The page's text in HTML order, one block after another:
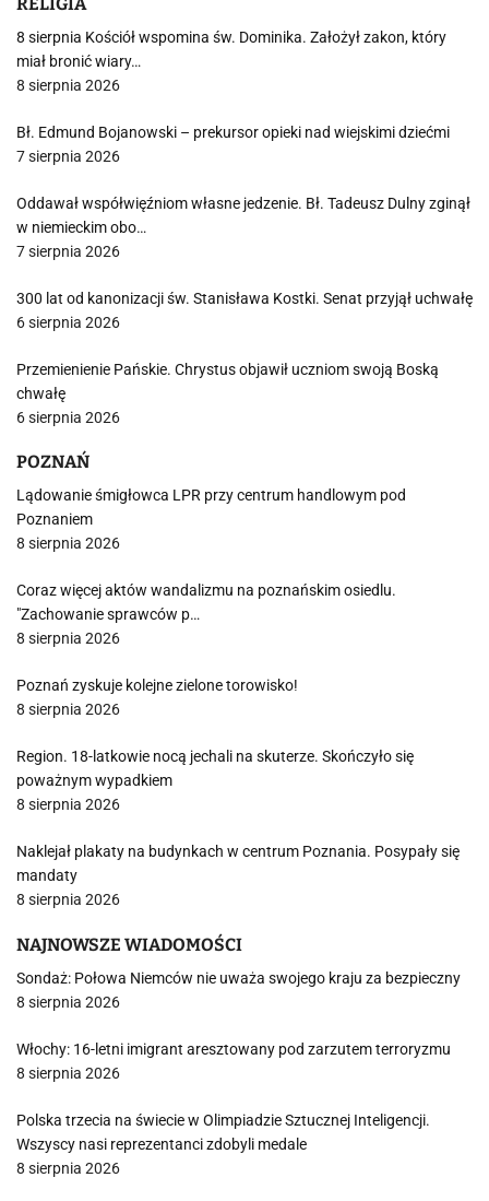
RELIGIA
8 sierpnia Kościół wspomina św. Dominika. Założył zakon, który
miał bronić wiary…
8 sierpnia 2026
Bł. Edmund Bojanowski – prekursor opieki nad wiejskimi dziećmi
7 sierpnia 2026
Oddawał współwięźniom własne jedzenie. Bł. Tadeusz Dulny zginął
w niemieckim obo…
7 sierpnia 2026
300 lat od kanonizacji św. Stanisława Kostki. Senat przyjął uchwałę
6 sierpnia 2026
Przemienienie Pańskie. Chrystus objawił uczniom swoją Boską
chwałę
6 sierpnia 2026
POZNAŃ
Lądowanie śmigłowca LPR przy centrum handlowym pod
Poznaniem
8 sierpnia 2026
Coraz więcej aktów wandalizmu na poznańskim osiedlu.
"Zachowanie sprawców p…
8 sierpnia 2026
Poznań zyskuje kolejne zielone torowisko!
8 sierpnia 2026
Region. 18-latkowie nocą jechali na skuterze. Skończyło się
poważnym wypadkiem
8 sierpnia 2026
Naklejał plakaty na budynkach w centrum Poznania. Posypały się
mandaty
8 sierpnia 2026
NAJNOWSZE WIADOMOŚCI
Sondaż: Połowa Niemców nie uważa swojego kraju za bezpieczny
8 sierpnia 2026
Włochy: 16-letni imigrant aresztowany pod zarzutem terroryzmu
8 sierpnia 2026
Polska trzecia na świecie w Olimpiadzie Sztucznej Inteligencji.
Wszyscy nasi reprezentanci zdobyli medale
8 sierpnia 2026